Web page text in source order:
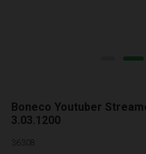
Boneco Youtuber
3.03.1200
36308